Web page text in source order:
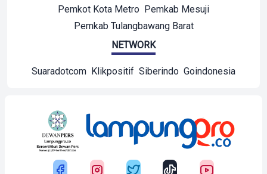
Pemkot Kota Metro Pemkab Mesuji
Pemkab Tulangbawang Barat
NETWORK
Suaradotcom Klikpositif Siberindo Goindonesia